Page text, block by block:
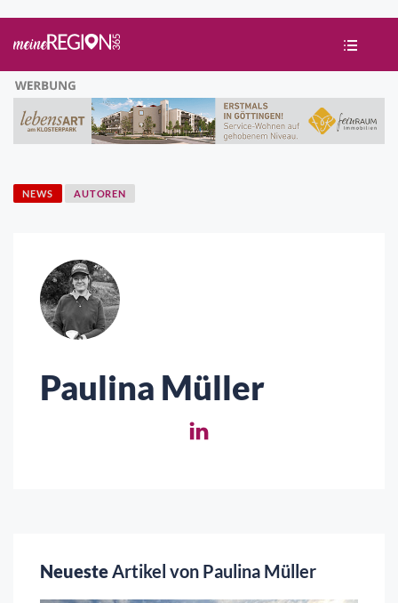
NEWS AUTOREN
Paulina Müller
Neueste Artikel von Paulina Müller